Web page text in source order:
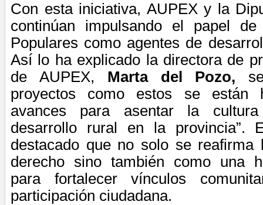
Con esta iniciativa, AUPEX y la
continúan impulsando el papel de
Populares como agentes de
Así lo ha explicado la directora de
de AUPEX, Marta del Pozo,
proyectos como estos se están
avances para asentar la
desarrollo rural en la provincia”.
destacado que no solo se reafirma
derecho sino también como una
para fortalecer vínculos
participación ciudadana.